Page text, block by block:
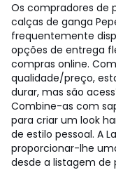
Os compradores de
calças de ganga
frequentemente
opções de entrega
compras online.
qualidade/preço,
durar, mas são
Combine-as com
para criar um look
de estilo pessoal. A
proporcionar-lhe
desde a listagem de